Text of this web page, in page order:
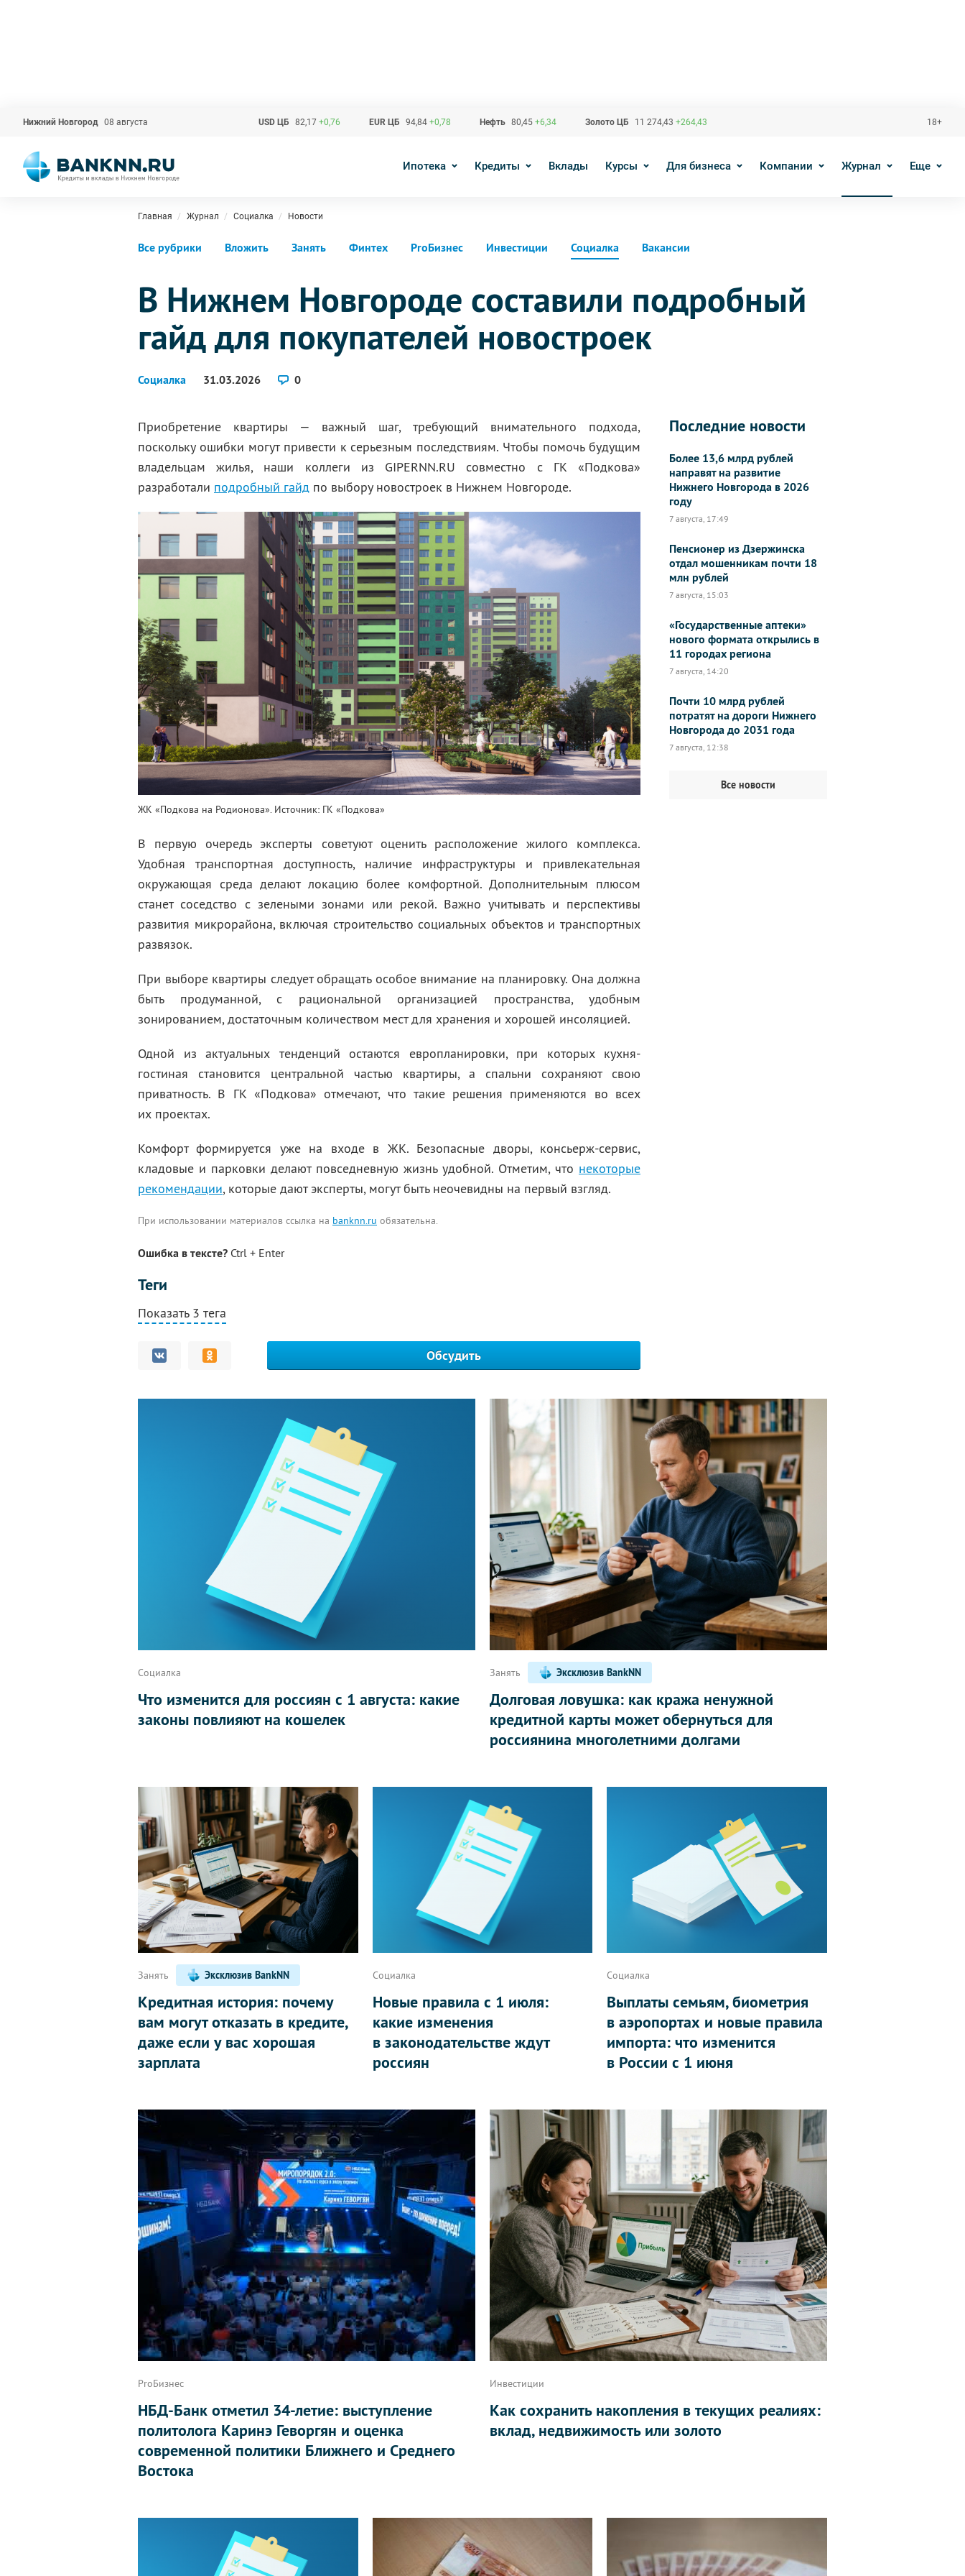
Нижний Новгород 08 августа USD ЦБ 82,17 +0,76 EUR ЦБ 94,84 +0,78 Нефть 80,45 +6,34 Золото ЦБ 11 274,43 +264,43 18+
Ипотека Кредиты Вклады Курсы Для бизнеса Компании Журнал Еще
Главная Журнал Социалка Новости
Все рубрики Вложить Занять Финтех ProБизнес Инвестиции Социалка Вакансии
В Нижнем Новгороде составили подробный
гайд для покупателей новостроек
Социалка 31.03.2026 0
Приобретение квартиры — важный шаг, требующий внимательного подхода,
поскольку ошибки могут привести к серьезным последствиям. Чтобы помочь будущим
владельцам жилья, наши коллеги из GIPERNN.RU совместно с ГК «Подкова»
разработали подробный гайд по выбору новостроек в Нижнем Новгороде.
ЖК «Подкова на Родионова». Источник: ГК «Подкова»
В первую очередь эксперты советуют оценить расположение жилого комплекса.
Удобная транспортная доступность, наличие инфраструктуры и привлекательная
окружающая среда делают локацию более комфортной. Дополнительным плюсом
станет соседство с зелеными зонами или рекой. Важно учитывать и перспективы
развития микрорайона, включая строительство социальных объектов и транспортных
развязок.
При выборе квартиры следует обращать особое внимание на планировку. Она должна
быть продуманной, с рациональной организацией пространства, удобным
зонированием, достаточным количеством мест для хранения и хорошей инсоляцией.
Одной из актуальных тенденций остаются европланировки, при которых кухня-
гостиная становится центральной частью квартиры, а спальни сохраняют свою
приватность. В ГК «Подкова» отмечают, что такие решения применяются во всех
их проектах.
Комфорт формируется уже на входе в ЖК. Безопасные дворы, консьерж-сервис,
кладовые и парковки делают повседневную жизнь удобной. Отметим, что некоторые
рекомендации, которые дают эксперты, могут быть неочевидны на первый взгляд.
При использовании материалов ссылка на banknn.ru обязательна.
Ошибка в тексте? Ctrl + Enter
Теги
Показать 3 тега
Обсудить
Последние новости
Более 13,6 млрд рублей
направят на развитие
Нижнего Новгорода в 2026
году
7 августа, 17:49
Пенсионер из Дзержинска
отдал мошенникам почти 18
млн рублей
7 августа, 15:03
«Государственные аптеки»
нового формата открылись в
11 городах региона
7 августа, 14:20
Почти 10 млрд рублей
потратят на дороги Нижнего
Новгорода до 2031 года
7 августа, 12:38
Все новости
Социалка
Что изменится для россиян с 1 августа: какие
законы повлияют на кошелек
Занять Эксклюзив BankNN
Долговая ловушка: как кража ненужной
кредитной карты может обернуться для
россиянина многолетними долгами
Занять Эксклюзив BankNN
Кредитная история: почему
вам могут отказать в кредите,
даже если у вас хорошая
зарплата
Социалка
Новые правила с 1 июля:
какие изменения
в законодательстве ждут
россиян
Социалка
Выплаты семьям, биометрия
в аэропортах и новые правила
импорта: что изменится
в России с 1 июня
ProБизнес
НБД-Банк отметил 34-летие: выступление
политолога Каринэ Геворгян и оценка
современной политики Ближнего и Среднего
Востока
Инвестиции
Как сохранить накопления в текущих реалиях:
вклад, недвижимость или золото